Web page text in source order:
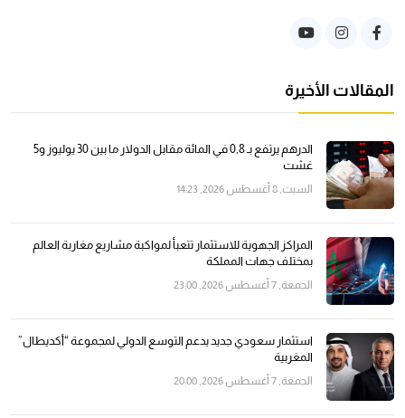
المقالات الأخيرة
الدرهم يرتفع بـ 0,8 في المائة مقابل الدولار ما بين 30 يوليوز و5
غشت
السبت, 8 أغسطس 2026, 14:23
المراكز الجهوية للاستثمار تتعبأ لمواكبة مشاريع مغاربة العالم
بمختلف جهات المملكة
الجمعة, 7 أغسطس 2026, 23:00
استثمار سعودي جديد يدعم التوسع الدولي لمجموعة “أكديطال”
المغربية
الجمعة, 7 أغسطس 2026, 20:00